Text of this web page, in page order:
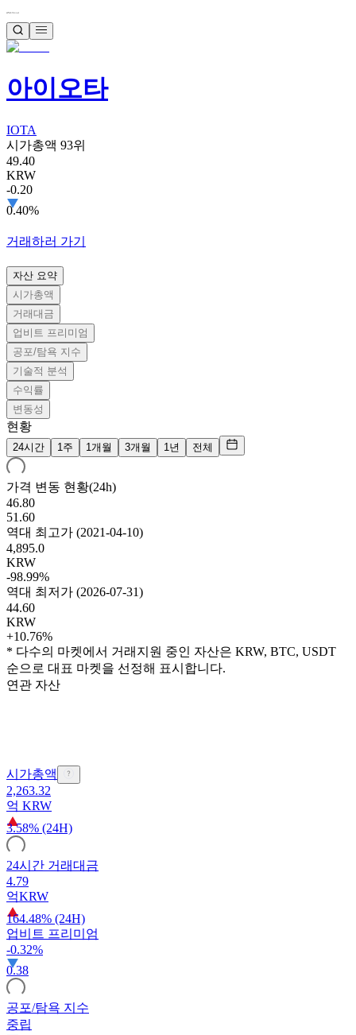
아이오타
IOTA
시가총액 93위
49.40
KRW
-0.20
0.40%
거래하러 가기
자산 요약
시가총액
거래대금
업비트 프리미엄
공포/탐욕 지수
기술적 분석
수익률
변동성
현황
24시간 1주 1개월 3개월 1년 전체
가격 변동 현황(24h)
46.80
51.60
역대 최고가 (2021-04-10)
4,895.0
KRW
-98.99%
역대 최저가 (2026-07-31)
44.60
KRW
+10.76%
* 다수의 마켓에서 거래지원 중인 자산은 KRW, BTC, USDT
순으로 대표 마켓을 선정해 표시합니다.
연관 자산
시가총액
2,263.32
억 KRW
3.58% (24H)
24시간 거래대금
4.79
억KRW
164.48% (24H)
업비트 프리미엄
-0.32%
0.38
공포/탐욕 지수
중립